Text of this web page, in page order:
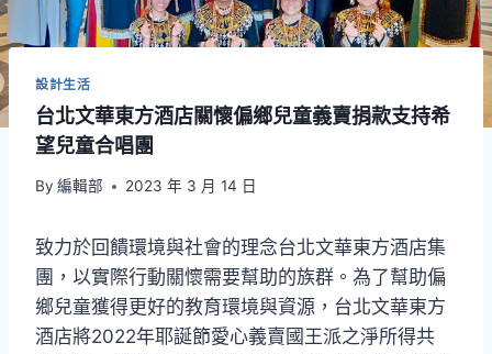
設計生活
台北文華東方酒店關懷偏鄉兒童義賣捐款支持希
望兒童合唱團
By 編輯部 2023 年 3 月 14 日
致力於回饋環境與社會的理念台北文華東方酒店集
團，以實際行動關懷需要幫助的族群。為了幫助偏
鄉兒童獲得更好的教育環境與資源，台北文華東方
酒店將2022年耶誕節愛心義賣國王派之淨所得共